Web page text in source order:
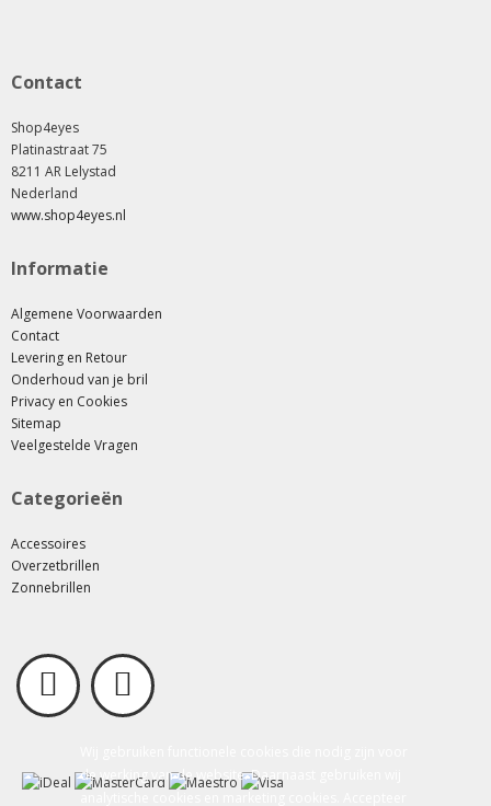
de werking van de website. Daarnaast gebruiken wij
Contact
Shop4eyes
Platinastraat 75
8211 AR Lelystad
Nederland
www.shop4eyes.nl
Informatie
Algemene Voorwaarden
Contact
Levering en Retour
Onderhoud van je bril
Privacy en Cookies
Sitemap
Veelgestelde Vragen
Categorieën
Accessoires
Overzetbrillen
Zonnebrillen